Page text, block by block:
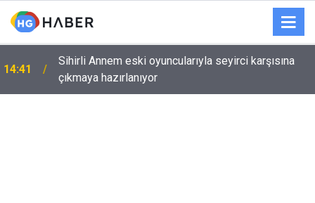
14:41
Sihirli Annem eski oyuncularıyla seyirci karşısına
çıkmaya hazırlanıyor